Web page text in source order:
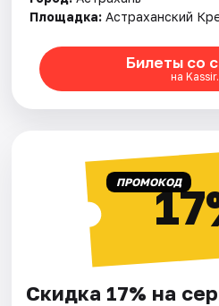
Площадка: Астраханский
Билеты со
на
ПРОМОКОД
Скидка 17% на